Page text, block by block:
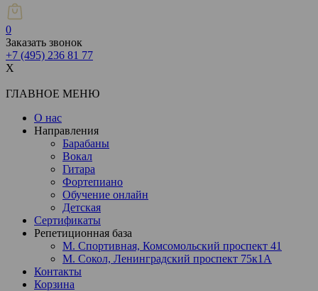
0
Заказать звонок
+7 (495) 236 81 77
X
ГЛАВНОЕ МЕНЮ
О нас
Направления
Барабаны
Вокал
Гитара
Фортепиано
Обучение онлайн
Детская
Сертификаты
Репетиционная база
М. Спортивная, Комсомольский проспект 41
М. Сокол, Ленинградский проспект 75к1А
Контакты
Корзина